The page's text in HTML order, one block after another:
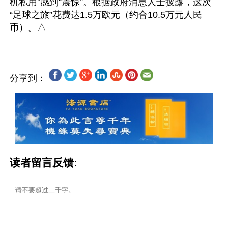
“足球之旅”花费达1.5万欧元（约合10.5万元人民
分享到：
读者留言反馈: